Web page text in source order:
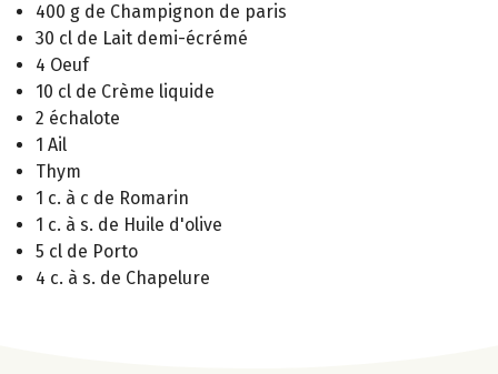
400 g de Champignon de paris
30 cl de Lait demi-écrémé
4 Oeuf
10 cl de Crème liquide
2 échalote
1 Ail
Thym
1 c. à c de Romarin
1 c. à s. de Huile d'olive
5 cl de Porto
4 c. à s. de Chapelure